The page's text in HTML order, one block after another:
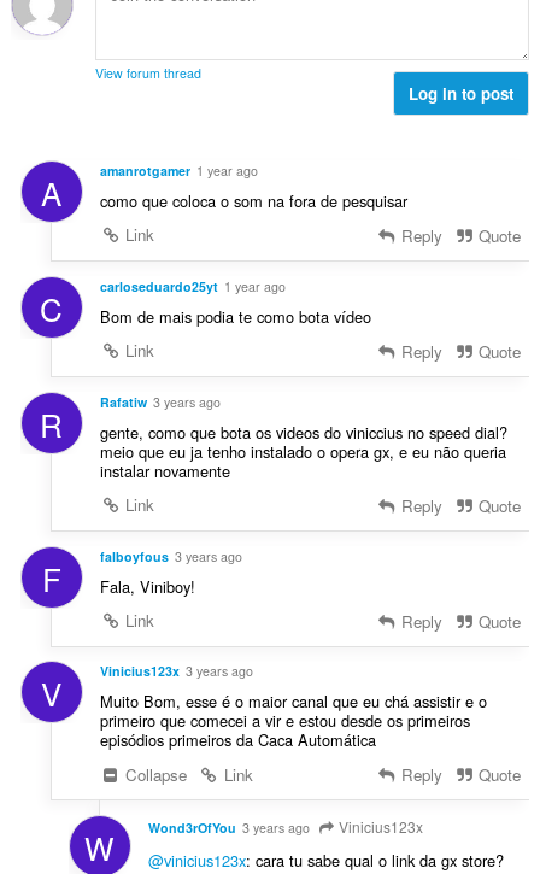
View forum thread
Log in to post
A amanrotgamer 1 year ago
como que coloca o som na fora de pesquisar
Link
Reply Quote
C carloseduardo25yt 1 year ago
Bom de mais podia te como bota vídeo
Link
Reply Quote
R Rafatiw 3 years ago
gente, como que bota os videos do viniccius no speed dial?
meio que eu ja tenho instalado o opera gx, e eu não queria
instalar novamente
Link
Reply Quote
F falboyfous 3 years ago
Fala, Viniboy!
Link
Reply Quote
V Vinicius123x 3 years ago
Muito Bom, esse é o maior canal que eu chá assistir e o
primeiro que comecei a vir e estou desde os primeiros
episódios primeiros da Caca Automática
Collapse
Link Reply Quote
W Wond3rOfYou 3 years ago Vinicius123x
@vinicius123x: cara tu sabe qual o link da gx store?